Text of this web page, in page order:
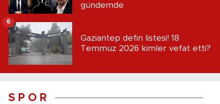
gündemde
Gaziantep defin listesi! 18
Temmuz 2026 kimler vefat etti?
6
S P O R